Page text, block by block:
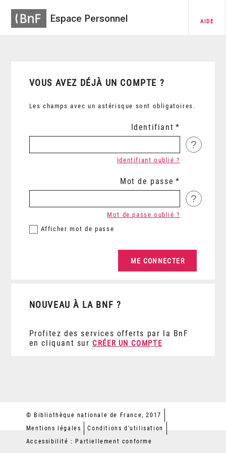
Espace Personnel AIDE
VOUS AVEZ DÉJÀ UN COMPTE ?
Les champs avec un astérisque sont obligatoires.
Identifiant
?
Identifiant oublié ?
Mot de passe
?
Afficher mot de passe
Mot de passe oublié ?
NOUVEAU À LA BNF ?
Profitez des services offerts par la BnF
en cliquant sur CRÉER UN COMPTE
© Bibliothèque nationale de France, 2017
Mentions légales
Conditions d'utilisation
Accessibilité : Partiellement conforme